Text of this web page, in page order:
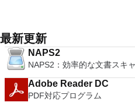
ューターへのログインに使
ードを入力するだけです。 WIN 7,8,8.1,10をサポートしま
す。 VNC ViewerのMacバージョンをお探しですか？ここから
ダウンロード
Haswell CPU support.
16 vCPUs, 8TB virtual
IPv6 Support - IPv6-to-IPv4
Machine Video Memory -
USB 3.0, Bluetooth, HD
High Resolution Displays -
remote Telnet or SSH hosts.
that is easy to work with.
time to wrap your head around and is also very light
system resources. So, if you
which is easy to master and supports
host connections then Tera
主な機能は次のとおりです。 1台のPCで複数のオペレーティ
ングシステムを同時に実行
題なしに、事前構成された
ホストコンピューターと仮
32ビットと64ビットの両方
way Virtual SMPを活用しま
とイメージを使用します。
最新更新
NAPS2
NAPS2：効率的な文書スキ
Adobe Reader DC
PDF対応プログラム